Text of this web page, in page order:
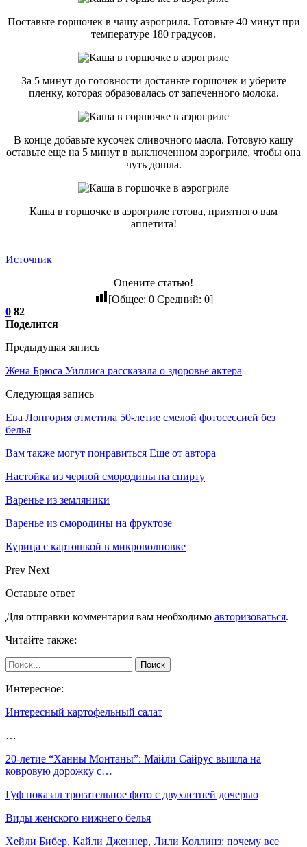
Поставьте горшочек в чашу аэрогриля. Готовьте 40 минут при
температуре 180 градусов.
За 5 минут до готовности достаньте горшочек и уберите
пленку, которая образовалась от запеченного молока.
В конце добавьте кусочек сливочного масла. Готовую кашу
оставьте еще на 5 минут в выключенном аэрогриле, чтобы она
чуть дошла.
Каша в горшочке в аэрогриле готова, приятного вам
аппетита!
Источник
Оцените статью!
[Общее: 0Средний: 0]
0 82
Поделится
Предыдущая запись
Жена Брюса Уиллиса рассказала о здоровье актера
Следующая запись
Ева Лонгория отметила 50-летие смелой фотосессией без
белья
Вам также могут понравиться Еще от автора
Настойка из черной смородины на спирту
Варенье из земляники
Варенье из смородины на фруктозе
Курица с картошкой в микроволновке
Prev Next
Оставьте ответ
Для отправки комментария вам необходимо авторизоваться.
Читайте также:
Интересное:
Интересный картофельный салат
…
20-летие “Ханны Монтаны”: Майли Сайрус вышла на
ковровую дорожку с…
Гуф показал трогательное фото с двухлетней дочерью
Виды женского нижнего белья
Хейли Бибер, Кайли Дженнер, Лили Коллинз: почему все